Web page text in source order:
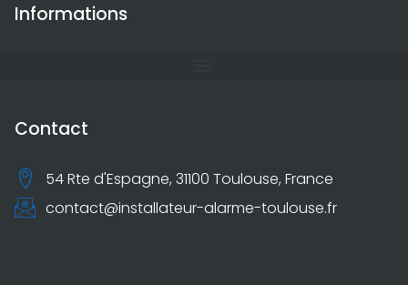
Informations
Contact
54 Rte d'Espagne, 31100 Toulouse, France
contact@installateur-alarme-toulouse.fr